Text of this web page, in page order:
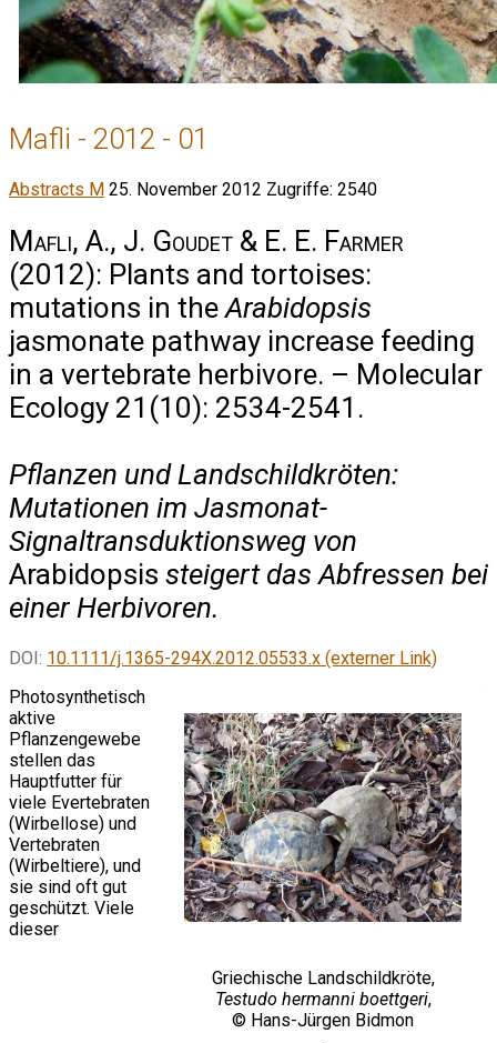
Mafli - 2012 - 01
Abstracts M 25. November 2012 Zugriffe: 2540
Mafli, A., J. Goudet & E. E. Farmer
(2012): Plants and tortoises:
mutations in theArabidopsis
jasmonate pathway increase feeding
in a vertebrate herbivore. – Molecular
Ecology 21(10): 2534-2541.
Pflanzen und Landschildkröten:
Mutationen im Jasmonat-
Signaltransduktionsweg von
Arabidopsis steigert das Abfressen bei
einer Herbivoren.
DOI: 10.1111/j.1365-294X.2012.05533.x (externer Link)
Griechische Landschildkröte,
Testudo hermanni boettgeri,
© Hans-Jürgen Bidmon
Photosynthetisch
aktive
Pflanzengewebe
stellen das
Hauptfutter für
viele Evertebraten
(Wirbellose) und
Vertebraten
(Wirbeltiere), und
sie sind oft gut
geschützt. Viele
dieser